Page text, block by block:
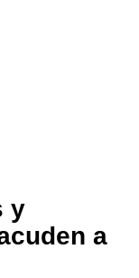
y
a